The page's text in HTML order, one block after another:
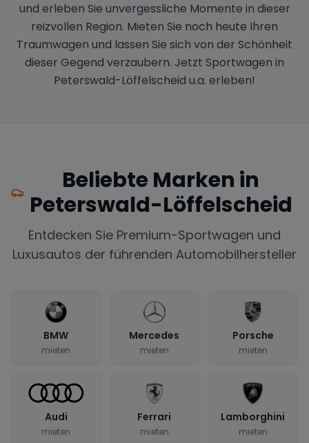
und erleben Sie unvergessliche Momente in dieser
reizvollen Region. Mieten Sie noch heute Ihren
Traumwagen und lassen Sie sich von der Schönheit
dieser Gegend verzaubern. Jetzt Sportwagen in
Peterswald-Löffelscheid u.a. erleben!
Beliebte Marken in
Peterswald-Löffelscheid
Entdecken Sie Premium-Sportwagen und
Luxusautos der führenden Automobilhersteller
BMW
mieten
Mercedes
mieten
Porsche
mieten
Audi
mieten
Ferrari
mieten
Lamborghini
mieten